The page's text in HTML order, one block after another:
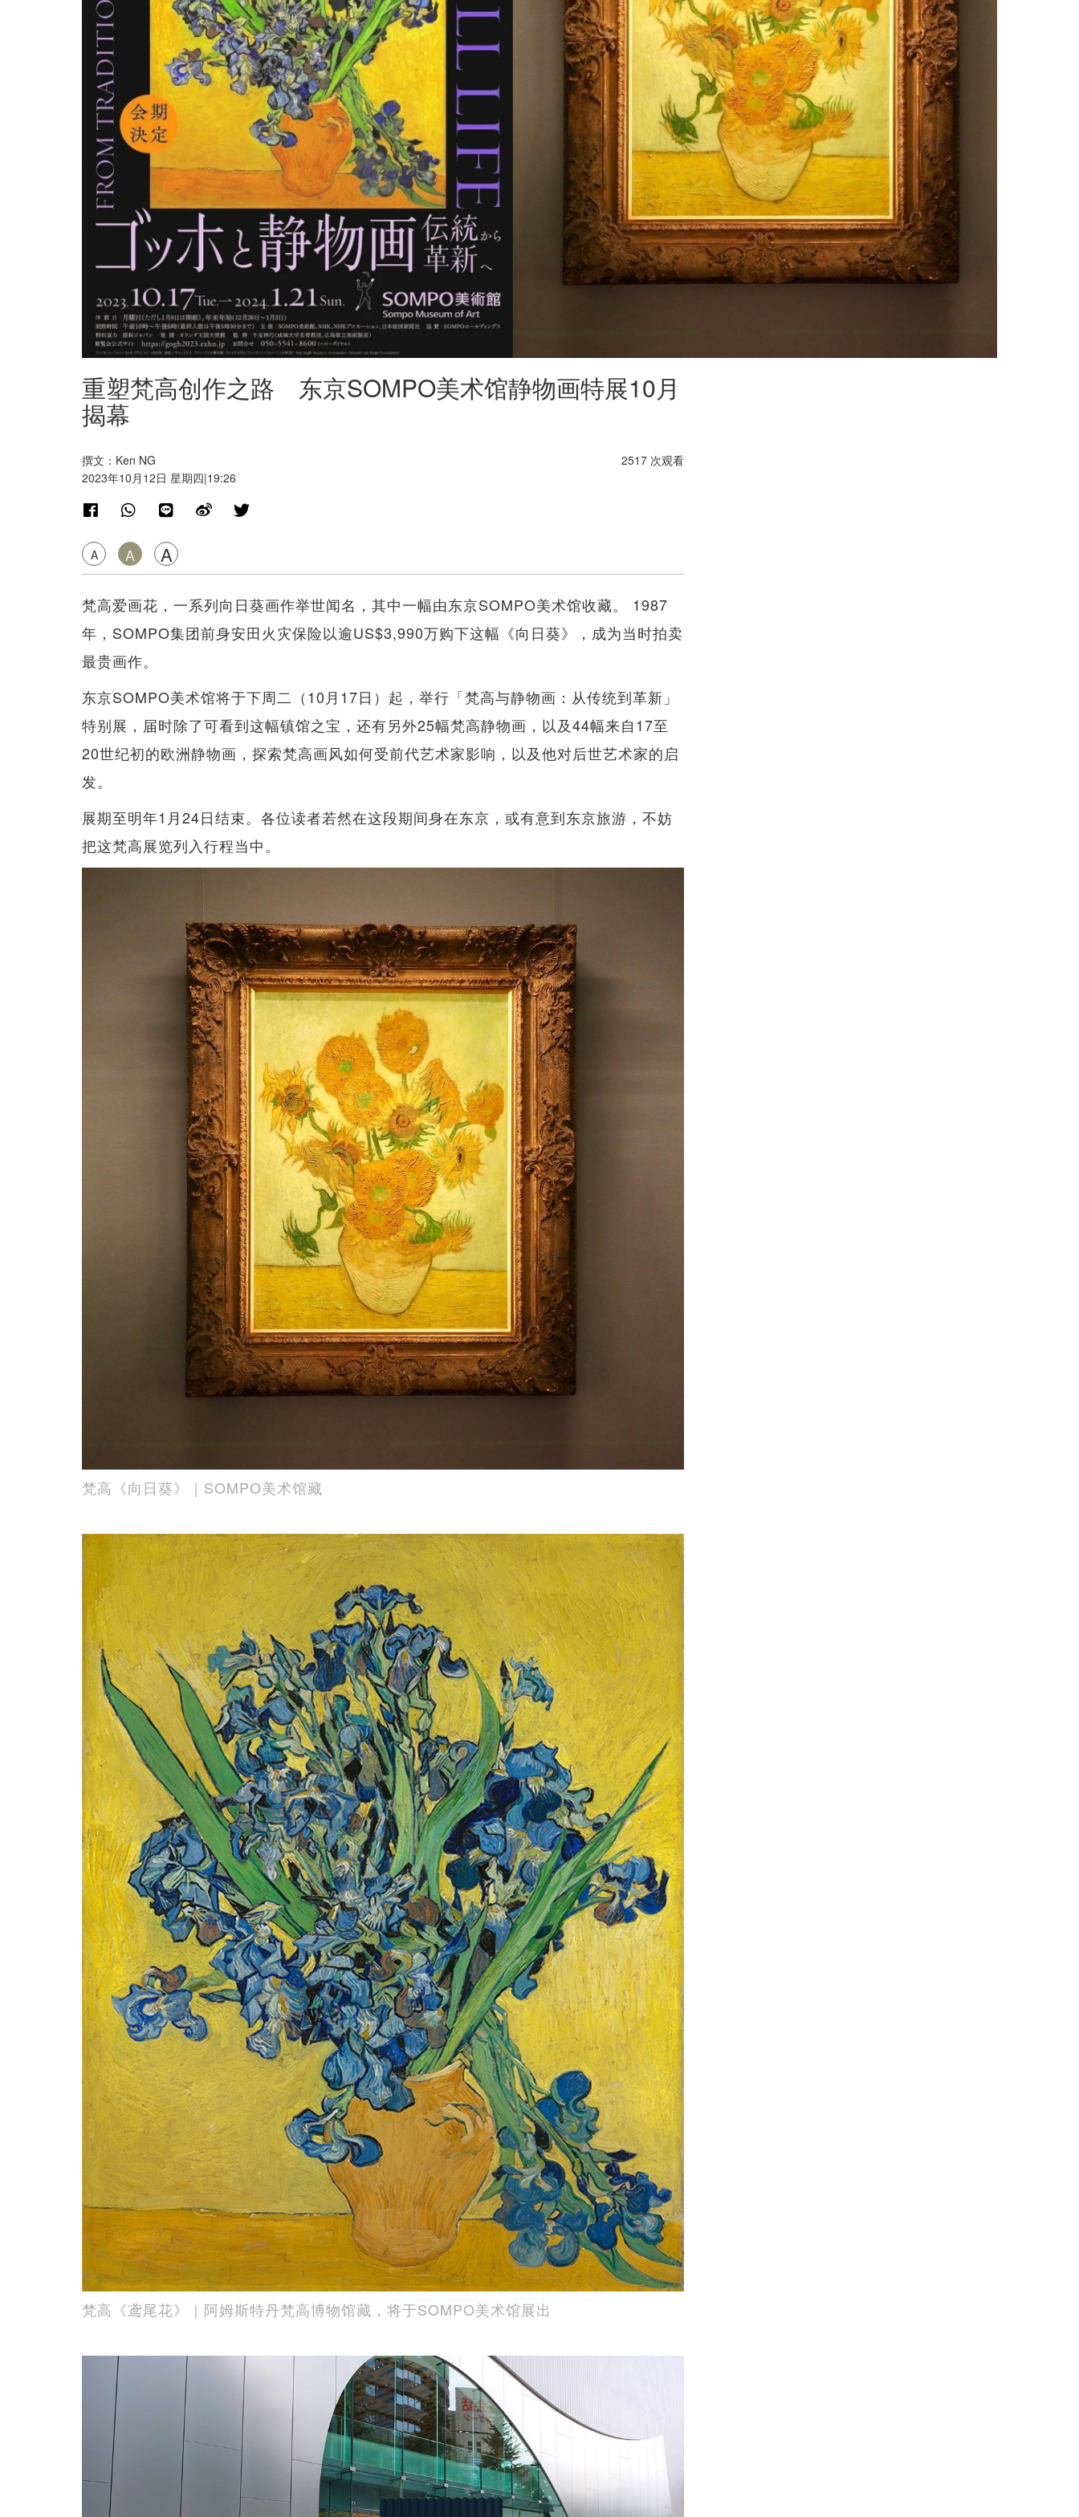
重塑梵高创作之路 东京SOMPO美术馆静物画特展10月
揭幕
撰文：Ken NG
2023年10月12日 星期四|19:26
A A A
2517 次观看
梵高爱画花，一系列向日葵画作举世闻名，其中一幅由东京SOMPO美术馆收藏。 1987
年，SOMPO集团前身安田火灾保险以逾US$3,990万购下这幅《向日葵》，成为当时拍卖
最贵画作。
东京SOMPO美术馆将于下周二（10月17日）起，举行「梵高与静物画：从传统到革新」
特别展，届时除了可看到这幅镇馆之宝，还有另外25幅梵高静物画，以及44幅来自17至
20世纪初的欧洲静物画，探索梵高画风如何受前代艺术家影响，以及他对后世艺术家的启
发。
展期至明年1月24日结束。各位读者若然在这段期间身在东京，或有意到东京旅游，不妨
把这梵高展览列入行程当中。
梵高《向日葵》｜SOMPO美术馆藏
梵高《鸢尾花》｜阿姆斯特丹梵高博物馆藏，将于SOMPO美术馆展出